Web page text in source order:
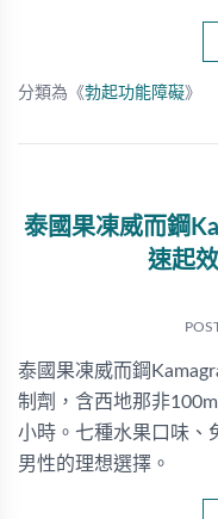
分類為《勃起功能障礙》
泰國果凍威而鋼
速起
泰國果凍威而鋼
制劑，含西地那非
小時。七種水果口味、
男性的理想選擇。